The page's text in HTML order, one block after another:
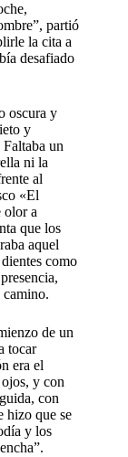
partió
la cita a
desafiado
oscura y
y
Faltaba un
ni la
al
«El
olor a
que los
aquel
como
de un
tocar
era el
y con
con
hizo que se
y los